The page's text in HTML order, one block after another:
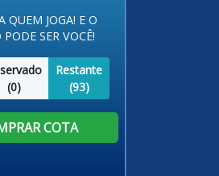
QUEM JOGA! E O
SER VOCÊ!
(0)
Restante
(93)
COTA